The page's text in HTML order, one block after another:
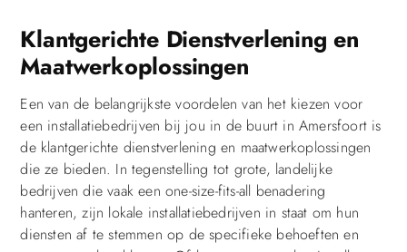
Klantgerichte Dienstverlening en
Maatwerkoplossingen
Een van de belangrijkste voordelen van het kiezen voor
een installatiebedrijven bij jou in de buurt in Amersfoort is
de klantgerichte dienstverlening en maatwerkoplossingen
die ze bieden. In tegenstelling tot grote, landelijke
bedrijven die vaak een one-size-fits-all benadering
hanteren, zijn lokale installatiebedrijven in staat om hun
diensten af te stemmen op de specifieke behoeften en